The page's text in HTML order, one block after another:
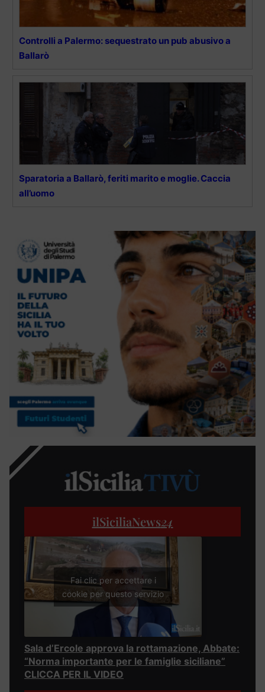
Controlli a Palermo: sequestrato un pub abusivo a
Ballarò
Sparatoria a Ballarò, feriti marito e moglie. Caccia
all’uomo
ilSiciliaNews24
Fai clic per accettare i
cookie per questo servizio
Sala d’Ercole approva la rottamazione, Abbate:
“Norma importante per le famiglie siciliane”
CLICCA PER IL VIDEO